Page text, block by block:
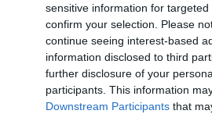
sensitive information for
confirm your selection. Please
continue seeing interest-based
information disclosed to third
further disclosure of your
participants. This information
Downstream Participants that